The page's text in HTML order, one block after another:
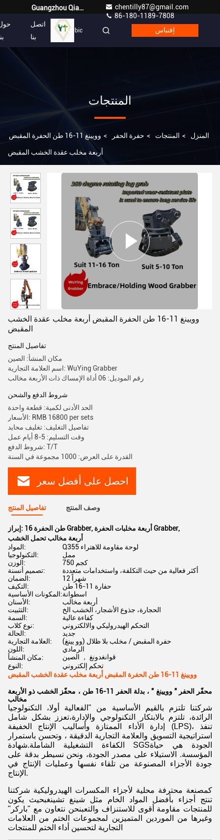
Guangzhou Qianyuan Construction Machinery Co,.LTD
chentilly87@gmail.com
86-180-1189-7808
اتصل
بنا
Arabic إقتباس
المنتجات
المنزل > المنتجات > حفرة الحفر > وويينغ 11-16 طن الحفرة المقبض
أربعة مخلب عقدة الخشب المقبض
وويينغ 11-16 طن الحفرة المقبض أربعة مخلب عقدة الخشب
المقبض
تفاصيل المنتج
مكان المنشأ: الصين
اسم العلامة التجارية: WuYing Grabber
رقم الموديل: 06 أداة الإمساك ذات الأربعة مخالب
شروط الدفع والشحن
الحد الأدنى لكمية: قطعة واحدة
الأسعار: RMB 16800 per sets
تفاصيل التغليف: تغليف محايد
وقت التسليم: 5-8 أيام عمل
شروط الدفع: T/T
القدرة على العرض: 1000 مجموعة في السنة
احصل على أفضل سعر
تفاصيل المنتج وصف المنتج
إبراز: 16 طن الحفرة Grabber, أربعة مخلبات الحفرة Grabber,
أربعة مخالب تحمل الخشب
المواد:
Q355 لوحة مقاومة للاهتراء
التكنولوجيا:
ممل
الوزن:
750 كجم
تصميم أنسنة:
أكثر فعالية من حيث التكلفة، واستخدامات متعددة
الضمان:
12 شهراً
التكيف:
حفارة 11-16 طن
المكونات الأساسية:اسطوانة
الأسنان:
أربعة مخالب
التثبيت:
الحجارة، جذوع الأشجار، الخشب الخ
السمة:
كفاءة عالية
نوع كلاب:
التحكم الهيدروليكي والالكتروني
الحالة:
جديد
العلامة التجارية:
(وو يينغ) حفرة المقبض / مخلب بلا ظلال
اللون:
الرمادي
مكان المنشأ:
قوانغدونغ ， الصين
النوع:
تحكم إلكتروني
وويينغ 11-16 طن الحفرة المقبض أربعة مخلب عقدة الخشب المقبض
محفّر الحفر " وويينغ " ، بدلة الحفر 11-16 طن ، محفّز الخشب ذو الأربعة
مخالب
شركتنا تلتزم بالقيم الأساسية من "الفعالية أولا، التكنولوجيا
الرائدة، تلتزم بالابتكار التكنولوجي والإدارة،تعزز بشكل شامل
إدارة الأداء الممتازة وأساليب الإنتاج الخفيفة (LPS)، تنفذ
استراتيجية التسويق والعلامة التجارية الدقيقة ، وتحسن باستمرار
الكفاءة التشغيلية الشاملة.شهادة SGSالجودة هي حياة
المؤسسة. الاستيلاء على مصدر الجودة، ونحن نسيطر بدقة على
جودة الأجزاء المصنوعة من تلقاء نفسها وعمليات الإنتاج في
الإنتاج.
كمصنعة محترفة محلية لأجزاء المكسرات الهيدروليكية شركتنا
تنتج أجزاء بأفضل المواد الخام مثل شينغ تشينغبحيث يكون
للمنتجات مقاومة أقوى للاستنزاف والتعبنحن نتعاون مع "باركر"
وغيرها من الموردين المتميزين لمجموعات الختم من العلامات
التجارية لتحسين أداء الختم للمنتجات